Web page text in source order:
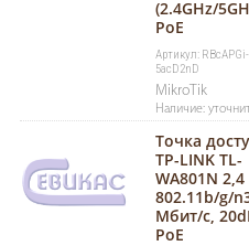
(2.4GHz/
PoE
Артикул: RBcAPGi-
5acD2nD
MikroTik
Наличие:
Точка
TP-LINK TL-
WA801N 2,4
802.11b/g/
Мбит/с,
PoE